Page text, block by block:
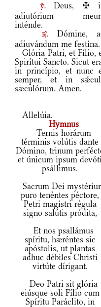
v.Deus, ✠
adiutórium
inténde.
r.Dómine,
adiuvándum me festína.
Glória Patri, et Fílio,
Spirítui Sancto. Sicut
in princípio, et nunc
semper, et in
sæculórum. Amen.
Allelúia.
Hymnus
Ternis horárum
términis volútis dante
Dómino, trinum
et únicum ipsum
psállimus.
Sacrum Dei
puro tenéntes péctore,
Petri magístri régula
signo salútis pródita,
Et nos psallámus
spíritu, hæréntes sic
apóstolis, ut plantas
adhuc débiles Christi
virtúte dírigant.
Deo Patri sit glória
eiúsque soli Fílio cum
Spíritu Paráclito, in